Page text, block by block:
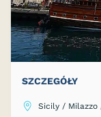
SZCZEGÓŁY
Sicily / Milazzo